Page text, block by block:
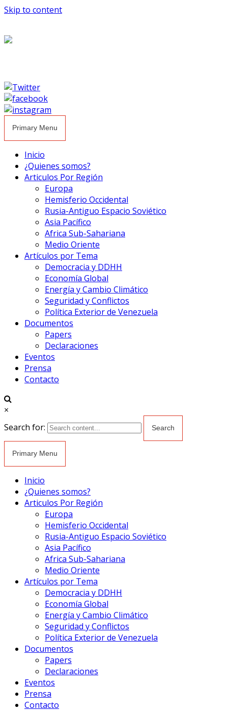
Skip to content
Primary Menu
Inicio
¿Quienes somos?
Articulos Por Región
Europa
Hemisferio Occidental
Rusia-Antiguo Espacio Soviético
Asia Pacífico
Africa Sub-Sahariana
Medio Oriente
Artículos por Tema
Democracia y DDHH
Economía Global
Energía y Cambio Climático
Seguridad y Conflictos
Política Exterior de Venezuela
Documentos
Papers
Declaraciones
Eventos
Prensa
Contacto
×
Search for:
Primary Menu
Inicio
¿Quienes somos?
Articulos Por Región
Europa
Hemisferio Occidental
Rusia-Antiguo Espacio Soviético
Asia Pacífico
Africa Sub-Sahariana
Medio Oriente
Artículos por Tema
Democracia y DDHH
Economía Global
Energía y Cambio Climático
Seguridad y Conflictos
Política Exterior de Venezuela
Documentos
Papers
Declaraciones
Eventos
Prensa
Contacto